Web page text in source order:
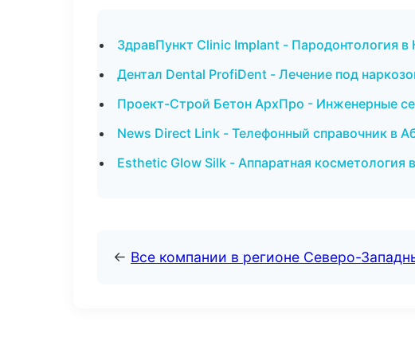
ЗдравПункт Clinic Implant - Пародонтология в
Дентал Dental ProfiDent - Лечение под
Проект-Строй Бетон АрхПро - Инженерные
News Direct Link - Телефонный справочник в
Esthetic Glow Silk - Аппаратная косметология
← Все компании в регионе Северо-